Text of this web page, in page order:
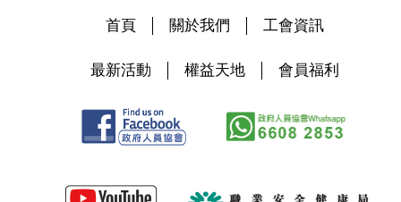
首頁 關於我們 工會資訊
最新活動 權益天地 會員福利